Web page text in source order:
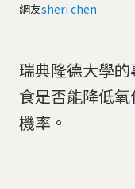
網友sheri chen
瑞典隆德大學
食是否能降低
機率。